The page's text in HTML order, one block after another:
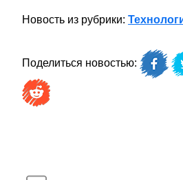
Новость из рубрики:
Поделиться новостью: